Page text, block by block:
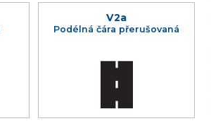
V2a
Podélná čára přerušovaná